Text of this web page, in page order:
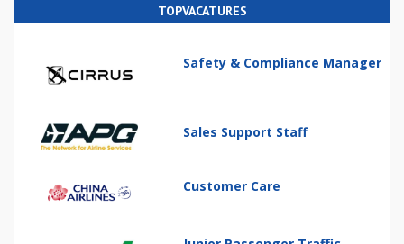
TOPVACATURES
Safety & Compliance Manager
Sales Support Staff
Customer Care